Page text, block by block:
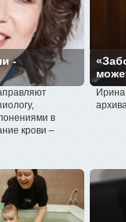
-
в
крови –